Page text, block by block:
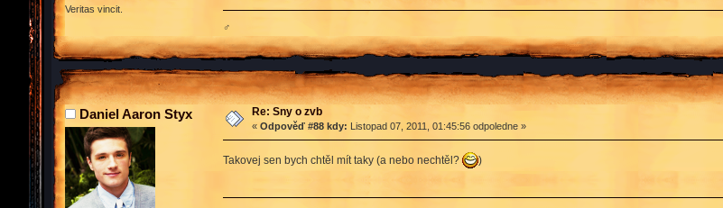
Veritas vincit.
♂
Daniel Aaron Styx Re: Sny o zvb
« Odpověď #88 kdy: Listopad 07, 2011, 01:45:56 odpoledne »
Takovej sen bych chtěl mít taky (a nebo nechtěl? )